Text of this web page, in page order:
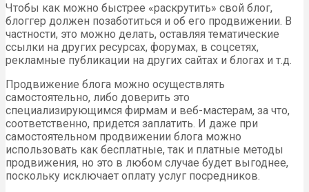
Чтобы как можно быстрее «раскрутить» свой блог,
блоггер должен позаботиться и об его продвижении. В
частности, это можно делать, оставляя тематические
ссылки на других ресурсах, форумах, в соцсетях,
рекламные публикации на других сайтах и блогах и т.д.
Продвижение блога можно осуществлять
самостоятельно, либо доверить это
специализирующимся фирмам и веб-мастерам, за что,
соответственно, придется заплатить. И даже при
самостоятельном продвижении блога можно
использовать как бесплатные, так и платные методы
продвижения, но это в любом случае будет выгоднее,
поскольку исключает оплату услуг посредников.